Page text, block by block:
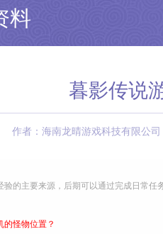
料
暮影传说
作者：海南龙晴游戏科技有限公
验的主要来源，后期可以通过完成日常
的怪物位置？